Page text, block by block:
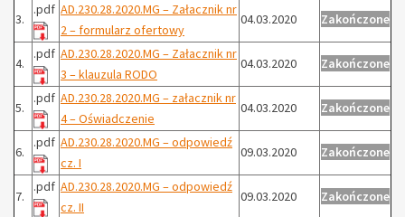
3.
.pdf AD.230.28.2020.MG – Załacznik nr
2 – formularz ofertowy
04.03.2020 Zakończone
4.
.pdf AD.230.28.2020.MG – Załacznik nr
3 – klauzula RODO
04.03.2020 Zakończone
5.
.pdf AD.230.28.2020.MG – załacznik nr
4 – Oświadczenie
04.03.2020 Zakończone
6.
.pdf AD.230.28.2020.MG – odpowiedź
cz. I
09.03.2020 Zakończone
7.
.pdf AD.230.28.2020.MG – odpowiedź
cz. II
09.03.2020 Zakończone